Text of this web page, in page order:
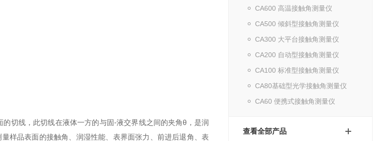
CA600 高温接触角测量仪
CA500 倾斜型接触角测量仪
CA300 大平台接触角测量仪
CA200 自动型接触角测量仪
CA100 标准型接触角测量仪
CA80基础型光学接触角测量仪
CA60 便携式接触角测量仪
查看全部产品
切线，此切线在液体一方的与固-液交界线之间的夹角θ，是润
样品表面的接触角、润湿性能、表界面张力、前进后退角、表